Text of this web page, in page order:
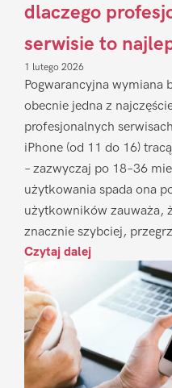
dlaczego
serwisie to
1 lutego 2026
Pogwarancyjna wymiana
obecnie jedna z
profesjonalnych
iPhone (od 11 do 16)
– zazwyczaj po 18–36
użytkowania spada ona
użytkowników zauważa,
znacznie szybciej,
Czytaj dalej